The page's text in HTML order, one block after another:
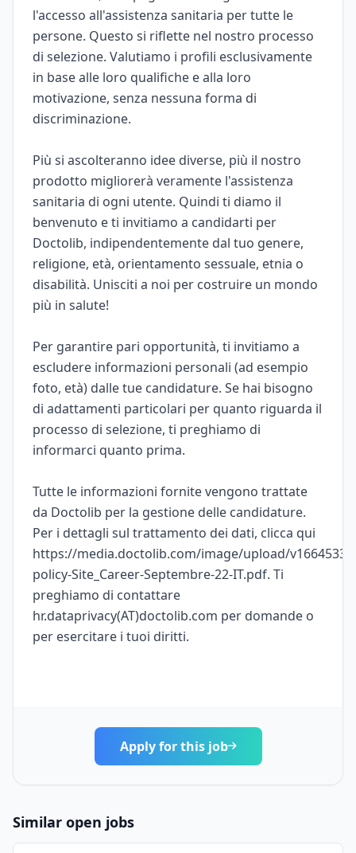
l'accesso all'assistenza sanitaria per tutte le
persone. Questo si riflette nel nostro processo
di selezione. Valutiamo i profili esclusivamente
in base alle loro qualifiche e alla loro
motivazione, senza nessuna forma di
discriminazione.
Più si ascolteranno idee diverse, più il nostro
prodotto migliorerà veramente l'assistenza
sanitaria di ogni utente. Quindi ti diamo il
benvenuto e ti invitiamo a candidarti per
Doctolib, indipendentemente dal tuo genere,
religione, età, orientamento sessuale, etnia o
disabilità. Unisciti a noi per costruire un mondo
più in salute!
Per garantire pari opportunità, ti invitiamo a
escludere informazioni personali (ad esempio
foto, età) dalle tue candidature. Se hai bisogno
di adattamenti particolari per quanto riguarda il
processo di selezione, ti preghiamo di
informarci quanto prima.
Tutte le informazioni fornite vengono trattate
da Doctolib per la gestione delle candidature.
Per i dettagli sul trattamento dei dati, clicca qui
https://media.doctolib.com/image/upload/
policy-Site_Career-Septembre-22-IT.pdf. Ti
preghiamo di contattare
hr.dataprivacy(AT)doctolib.com per domande o
per esercitare i tuoi diritti.
Apply for this job
Similar open jobs